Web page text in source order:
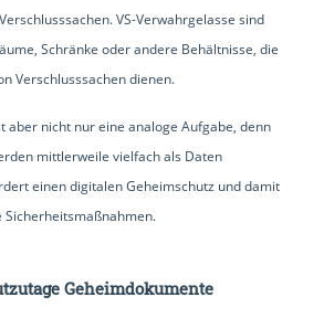
VS-Verwahrgelasse sind
Schränke oder andere Behältnisse, die
Verschlusssachen dienen.
aber nicht nur eine analoge Aufgabe, denn
mittlerweile vielfach als Daten
einen digitalen Geheimschutz und damit
Geheimdokumente